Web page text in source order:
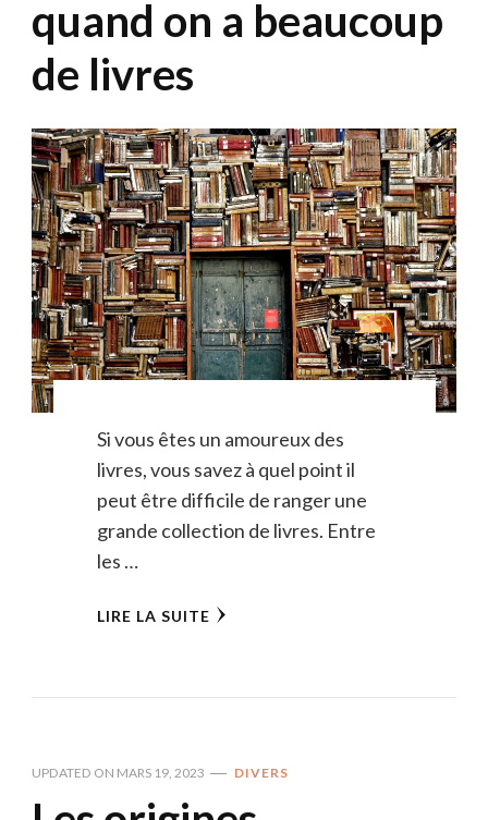
quand on a beaucoup
de livres
Si vous êtes un amoureux des
livres, vous savez à quel point il
peut être difficile de ranger une
grande collection de livres. Entre
les …
LIRE LA SUITE
UPDATED ON MARS 19, 2023 DIVERS